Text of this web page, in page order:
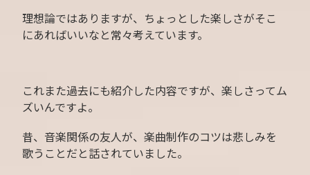
理想論ではありますが、ちょっとした楽しさがそこ
にあればいいなと常々考えています。
これまた過去にも紹介した内容ですが、楽しさってム
ズいんですよ。
昔、音楽関係の友人が、楽曲制作のコツは悲しみを
歌うことだと話されていました。